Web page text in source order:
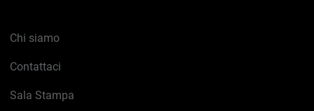
Chi siamo
Contattaci
Sala Stampa